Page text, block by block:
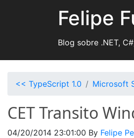
Felipe
Blog sobre .NET,
<< TypeScript 1.0 Microsoft
CET Transito
04/20/2014 23:01:00 By Felipe